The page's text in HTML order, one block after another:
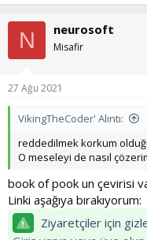
p
k
l
e
:
N neurosoft
Misafir
27 Ağu 2021
VikingTheCoder' Alıntı:
reddedilmek korkum
O meseleyi de nasıl
book of pook un çevirisi
Linki aşağıya bırakıyorum:
Ziyaretçiler için